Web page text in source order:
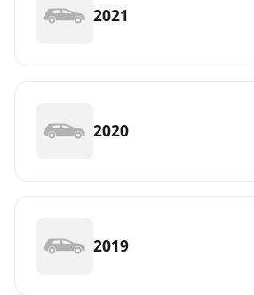
2021
2020
2019